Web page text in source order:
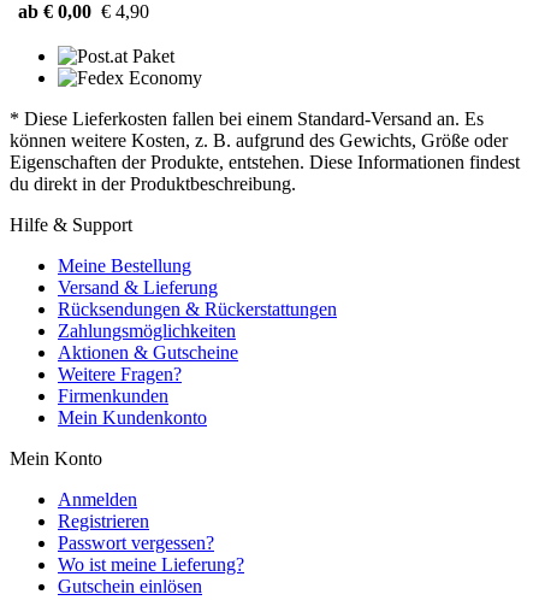
ab € 0,00 € 4,90
* Diese Lieferkosten fallen bei einem Standard-Versand an. Es
können weitere Kosten, z. B. aufgrund des Gewichts, Größe oder
Eigenschaften der Produkte, entstehen. Diese Informationen findest
du direkt in der Produktbeschreibung.
Hilfe & Support
Meine Bestellung
Versand & Lieferung
Rücksendungen & Rückerstattungen
Zahlungsmöglichkeiten
Aktionen & Gutscheine
Weitere Fragen?
Firmenkunden
Mein Kundenkonto
Mein Konto
Anmelden
Registrieren
Passwort vergessen?
Wo ist meine Lieferung?
Gutschein einlösen